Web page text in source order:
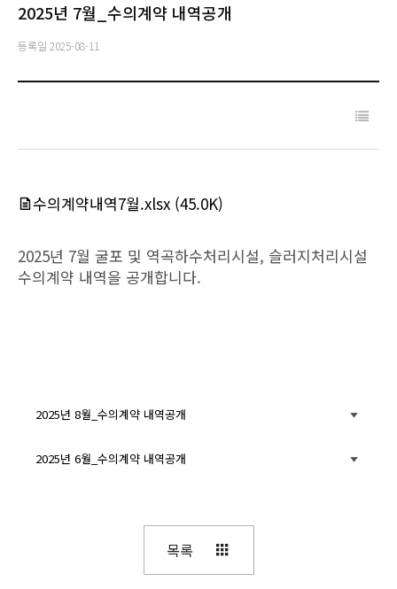
2025년 7월_수의계약 내역공개
등록일 2025-08-11
수의계약내역7월.xlsx (45.0K)
2025년 7월 굴포 및 역곡하수처리시설, 슬러지처리시설
수의계약 내역을 공개합니다.
2025년 8월_수의계약 내역공개
2025년 6월_수의계약 내역공개
목록